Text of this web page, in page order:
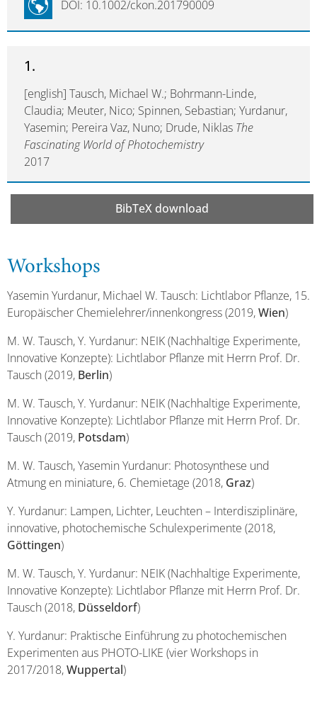
DOI: 10.1002/ckon.201790009
1.
[english] Tausch, Michael W.; Bohrmann-Linde,
Claudia; Meuter, Nico; Spinnen, Sebastian; Yurdanur,
Yasemin; Pereira Vaz, Nuno; Drude, Niklas The
Fascinating World of Photochemistry
2017
BibTeX download
Workshops
Yasemin Yurdanur, Michael W. Tausch: Lichtlabor Pflanze, 15.
Europäischer Chemielehrer/innenkongress (2019,Wien)
M. W. Tausch, Y. Yurdanur: NEIK (Nachhaltige Experimente,
Innovative Konzepte): Lichtlabor Pflanze mit Herrn Prof. Dr.
Tausch (2019, Berlin)
M. W. Tausch, Y. Yurdanur: NEIK (Nachhaltige Experimente,
Innovative Konzepte): Lichtlabor Pflanze mit Herrn Prof. Dr.
Tausch (2019, Potsdam)
M. W. Tausch, Yasemin Yurdanur: Photosynthese und
Atmung en miniature, 6. Chemietage (2018, Graz)
Y. Yurdanur: Lampen, Lichter, Leuchten – Interdisziplinäre,
innovative, photochemische Schulexperimente (2018,
Göttingen)
M. W. Tausch, Y. Yurdanur: NEIK (Nachhaltige Experimente,
Innovative Konzepte): Lichtlabor Pflanze mit Herrn Prof. Dr.
Tausch (2018, Düsseldorf)
Y. Yurdanur: Praktische Einführung zu photochemischen
Experimenten aus PHOTO-LIKE (vier Workshops in
2017/2018,Wuppertal)